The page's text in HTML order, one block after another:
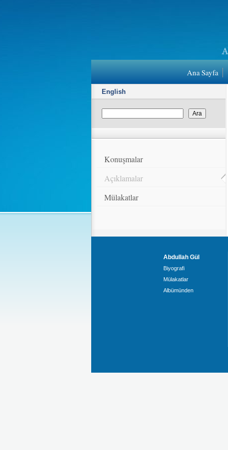
Ana Sayfa
English
Konuşmalar
Açıklamalar
Mülakatlar
Abdullah Gül
Biyografi
Mülakatlar
Albümünden